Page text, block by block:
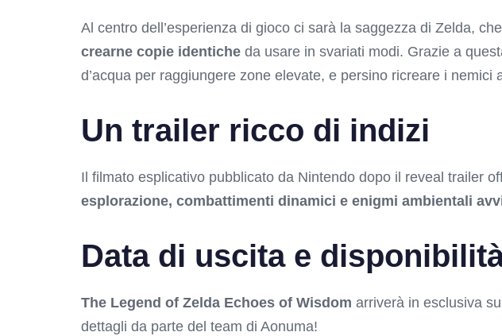
Al centro dell’esperienza di gioco ci sarà la saggezza di Zelda,
crearne copie identiche da usare in svariati modi. Grazie a
d’acqua per raggiungere zone elevate, e persino ricreare i
Un trailer ricco di indizi
Il filmato esplicativo pubblicato da Nintendo dopo il reveal trailer
esplorazione, combattimenti dinamici e enigmi ambientali
Data di uscita e
The Legend of Zelda Echoes of Wisdom arriverà in esclusiva
dettagli da parte del team di Aonuma!